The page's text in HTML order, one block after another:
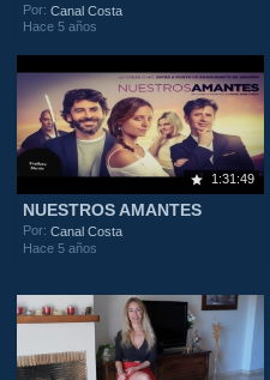
Por:Canal Costa
Hace 5 años
1:31:49
NUESTROS AMANTES
Por:Canal Costa
Hace 5 años